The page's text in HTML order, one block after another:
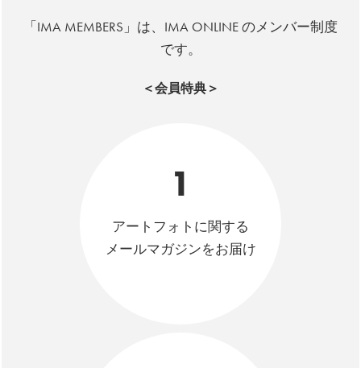
「IMA MEMBERS」は、IMA ONLINE のメンバー制度
です。
＜会員特典＞
1
アートフォトに関する
メールマガジンをお届け